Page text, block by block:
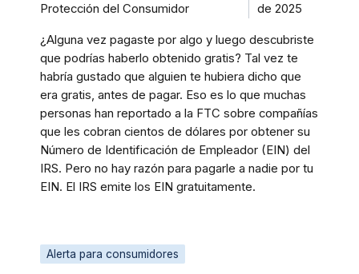
Protección del Consumidor
de 2025
¿Alguna vez pagaste por algo y luego descubriste
que podrías haberlo obtenido gratis? Tal vez te
habría gustado que alguien te hubiera dicho que
era gratis, antes de pagar. Eso es lo que muchas
personas han reportado a la FTC sobre compañías
que les cobran cientos de dólares por obtener su
Número de Identificación de Empleador (EIN) del
IRS. Pero no hay razón para pagarle a nadie por tu
EIN. El IRS emite los EIN gratuitamente.
Alerta para consumidores